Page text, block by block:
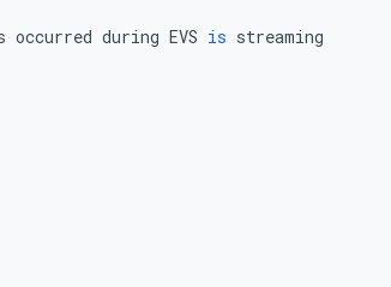
occurred during EVS is streaming